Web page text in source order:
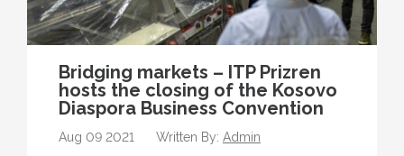
Bridging markets – ITP Prizren
hosts the closing of the Kosovo
Diaspora Business Convention
Aug 09 2021 Written By: Admin